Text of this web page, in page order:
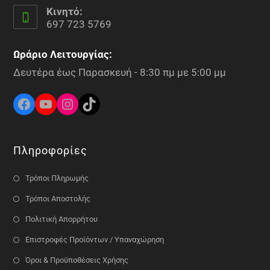
Κινητό:
697 723 5769
Ωράριο Λειτουργίας:
Δευτέρα έως Παρασκευή - 8:30 πμ με 5:00 μμ
Πληροφορίες
Τρόποι Πληρωμής
Τρόποι Αποστολής
Πολιτική Απορρήτου
Επιστροφές Προϊόντων / Υπαναχώρηση
Όροι & Προϋποθέσεις Χρήσης